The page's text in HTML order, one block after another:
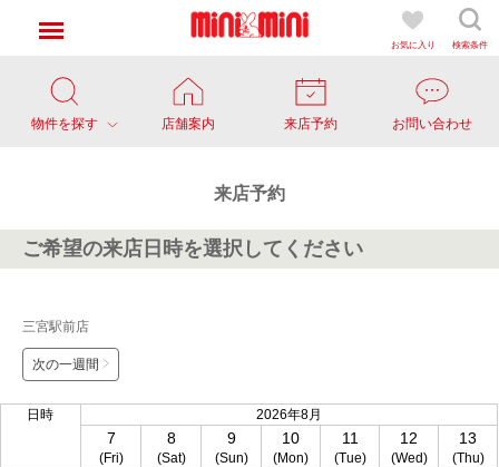
お気に入り 検索条件
物件を探す 店舗案内 来店予約 お問い合わせ
来店予約
ご希望の来店日時を選択してください
三宮駅前店
次の一週間
日時 2026年8月
7
(Fri)
8
(Sat)
9
(Sun)
10
(Mon)
11
(Tue)
12
(Wed)
13
(Thu)